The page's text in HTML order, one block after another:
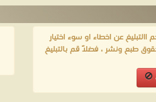
عن اخطاء او سوء اختيار
طبع ونشر ، فضلاً قم بالتبليغ